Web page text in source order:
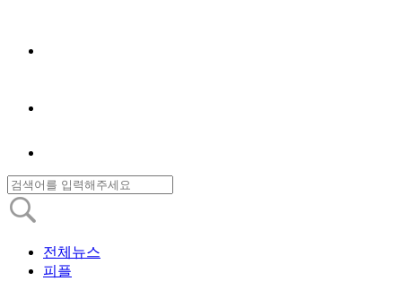
전체뉴스
피플